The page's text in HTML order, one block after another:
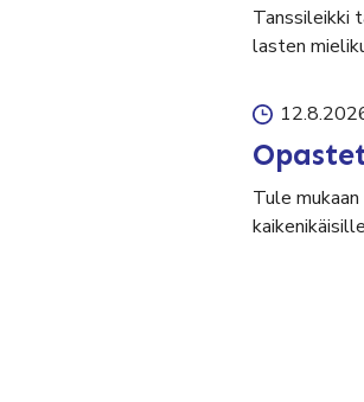
Tanssileikki
lasten
Tule